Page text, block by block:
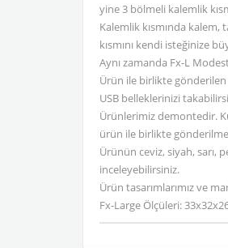
yine 3 bölmeli kalemlik
Kalemlik kısmında
kısmını kendi isteğinize
Aynı zamanda Fx-L
Ürün ile birlikte gönderilen
USB belleklerinizi
Ürünlerimiz demontedir.
ürün ile birlikte
Ürünün ceviz, siyah, sarı,
inceleyebilirsiniz.
Ürün tasarımlarımız ve
Fx-Large Ölçüleri: